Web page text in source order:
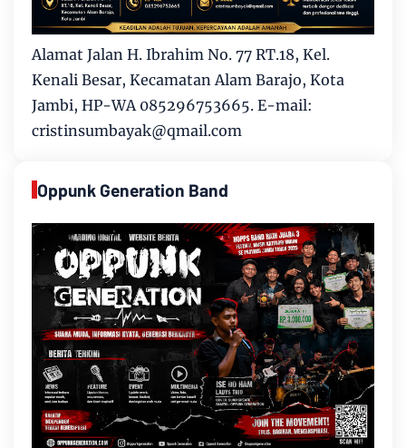
Alamat Jalan H. Ibrahim No. 77 RT.18, Kel.
Kenali Besar, Kecamatan Alam Barajo, Kota
Jambi, HP-WA 085296753665. E-mail:
cristinsumbayak@qmail.com
Oppunk Generation Band